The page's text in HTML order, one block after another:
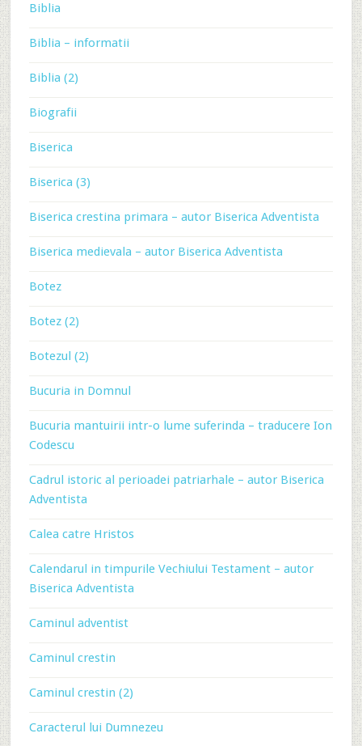
Biblia
Biblia – informatii
Biblia (2)
Biografii
Biserica
Biserica (3)
Biserica crestina primara – autor Biserica Adventista
Biserica medievala – autor Biserica Adventista
Botez
Botez (2)
Botezul (2)
Bucuria in Domnul
Bucuria mantuirii intr-o lume suferinda – traducere Ion
Codescu
Cadrul istoric al perioadei patriarhale – autor Biserica
Adventista
Calea catre Hristos
Calendarul in timpurile Vechiului Testament – autor
Biserica Adventista
Caminul adventist
Caminul crestin
Caminul crestin (2)
Caracterul lui Dumnezeu